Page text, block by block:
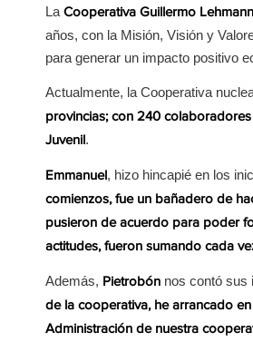
La Cooperativa Guillermo Lehmann
años, con la Misión, Visión y
para generar un impacto positivo
Actualmente, la Cooperativa
provincias; con 240
Juvenil.
Emmanuel , hizo hincapié en los
comienzos, fue un bañadero de
pusieron de acuerdo para poder
actitudes, fueron sumando cada
Además, Pietrobón nos contó sus
de la cooperativa, he arrancado
Administración de nuestra